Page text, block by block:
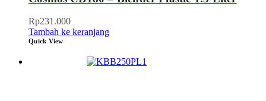
Rp231.000
Tambah ke keranjang
Quick View